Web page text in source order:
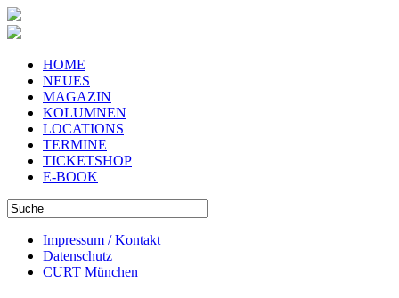
HOME
NEUES
MAGAZIN
KOLUMNEN
LOCATIONS
TERMINE
TICKETSHOP
E-BOOK
Impressum / Kontakt
Datenschutz
CURT München